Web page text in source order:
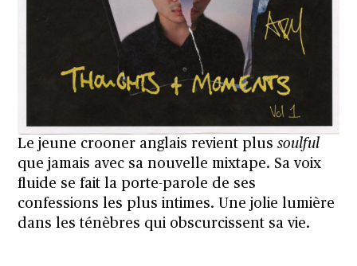
Le jeune crooner anglais revient plussoulful
que jamais avec sa nouvelle mixtape. Sa voix
fluide se fait la porte-parole de ses
confessions les plus intimes. Une jolie lumière
dans les ténèbres qui obscurcissent sa vie.